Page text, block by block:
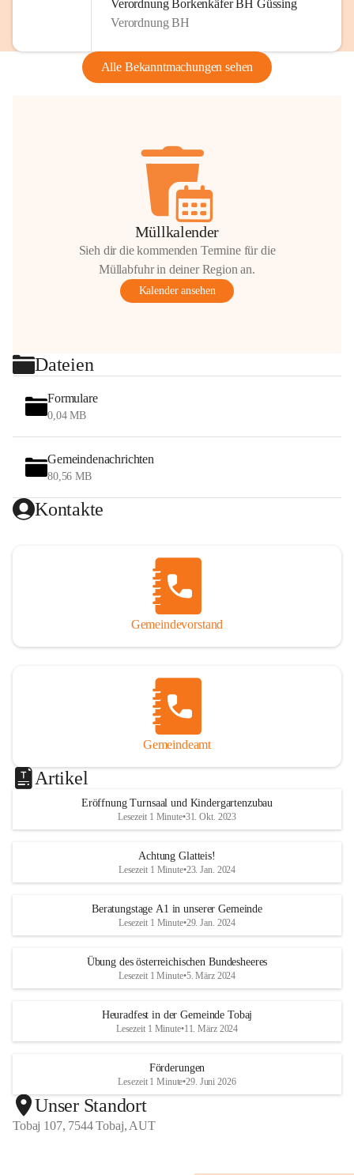
Verordnung Borkenkäfer BH Güssing
Verordnung BH
Alle Bekanntmachungen sehen
Müllkalender
Sieh dir die kommenden Termine für die
Müllabfuhr in deiner Region an.
Kalender ansehen
Dateien
Formulare
0,04 MB
Gemeindenachrichten
80,56 MB
Kontakte
Gemeindevorstand
Gemeindeamt
Artikel
Eröffnung Turnsaal und Kindergartenzubau
Lesezeit 1 Minute•31. Okt. 2023
Achtung Glatteis!
Lesezeit 1 Minute•23. Jan. 2024
Beratungstage A1 in unserer Gemeinde
Lesezeit 1 Minute•29. Jan. 2024
Übung des österreichischen Bundesheeres
Lesezeit 1 Minute•5. März 2024
Heuradfest in der Gemeinde Tobaj
Lesezeit 1 Minute•11. März 2024
Förderungen
Lesezeit 1 Minute•29. Juni 2026
Unser Standort
Tobaj 107, 7544 Tobaj, AUT